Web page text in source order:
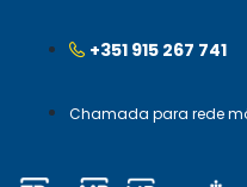
+351 915 267 741
Chamada para rede